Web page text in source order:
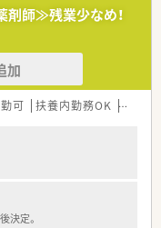
剤師≫残業少なめ！
加
可 扶養内勤務OK 60歳
決定。